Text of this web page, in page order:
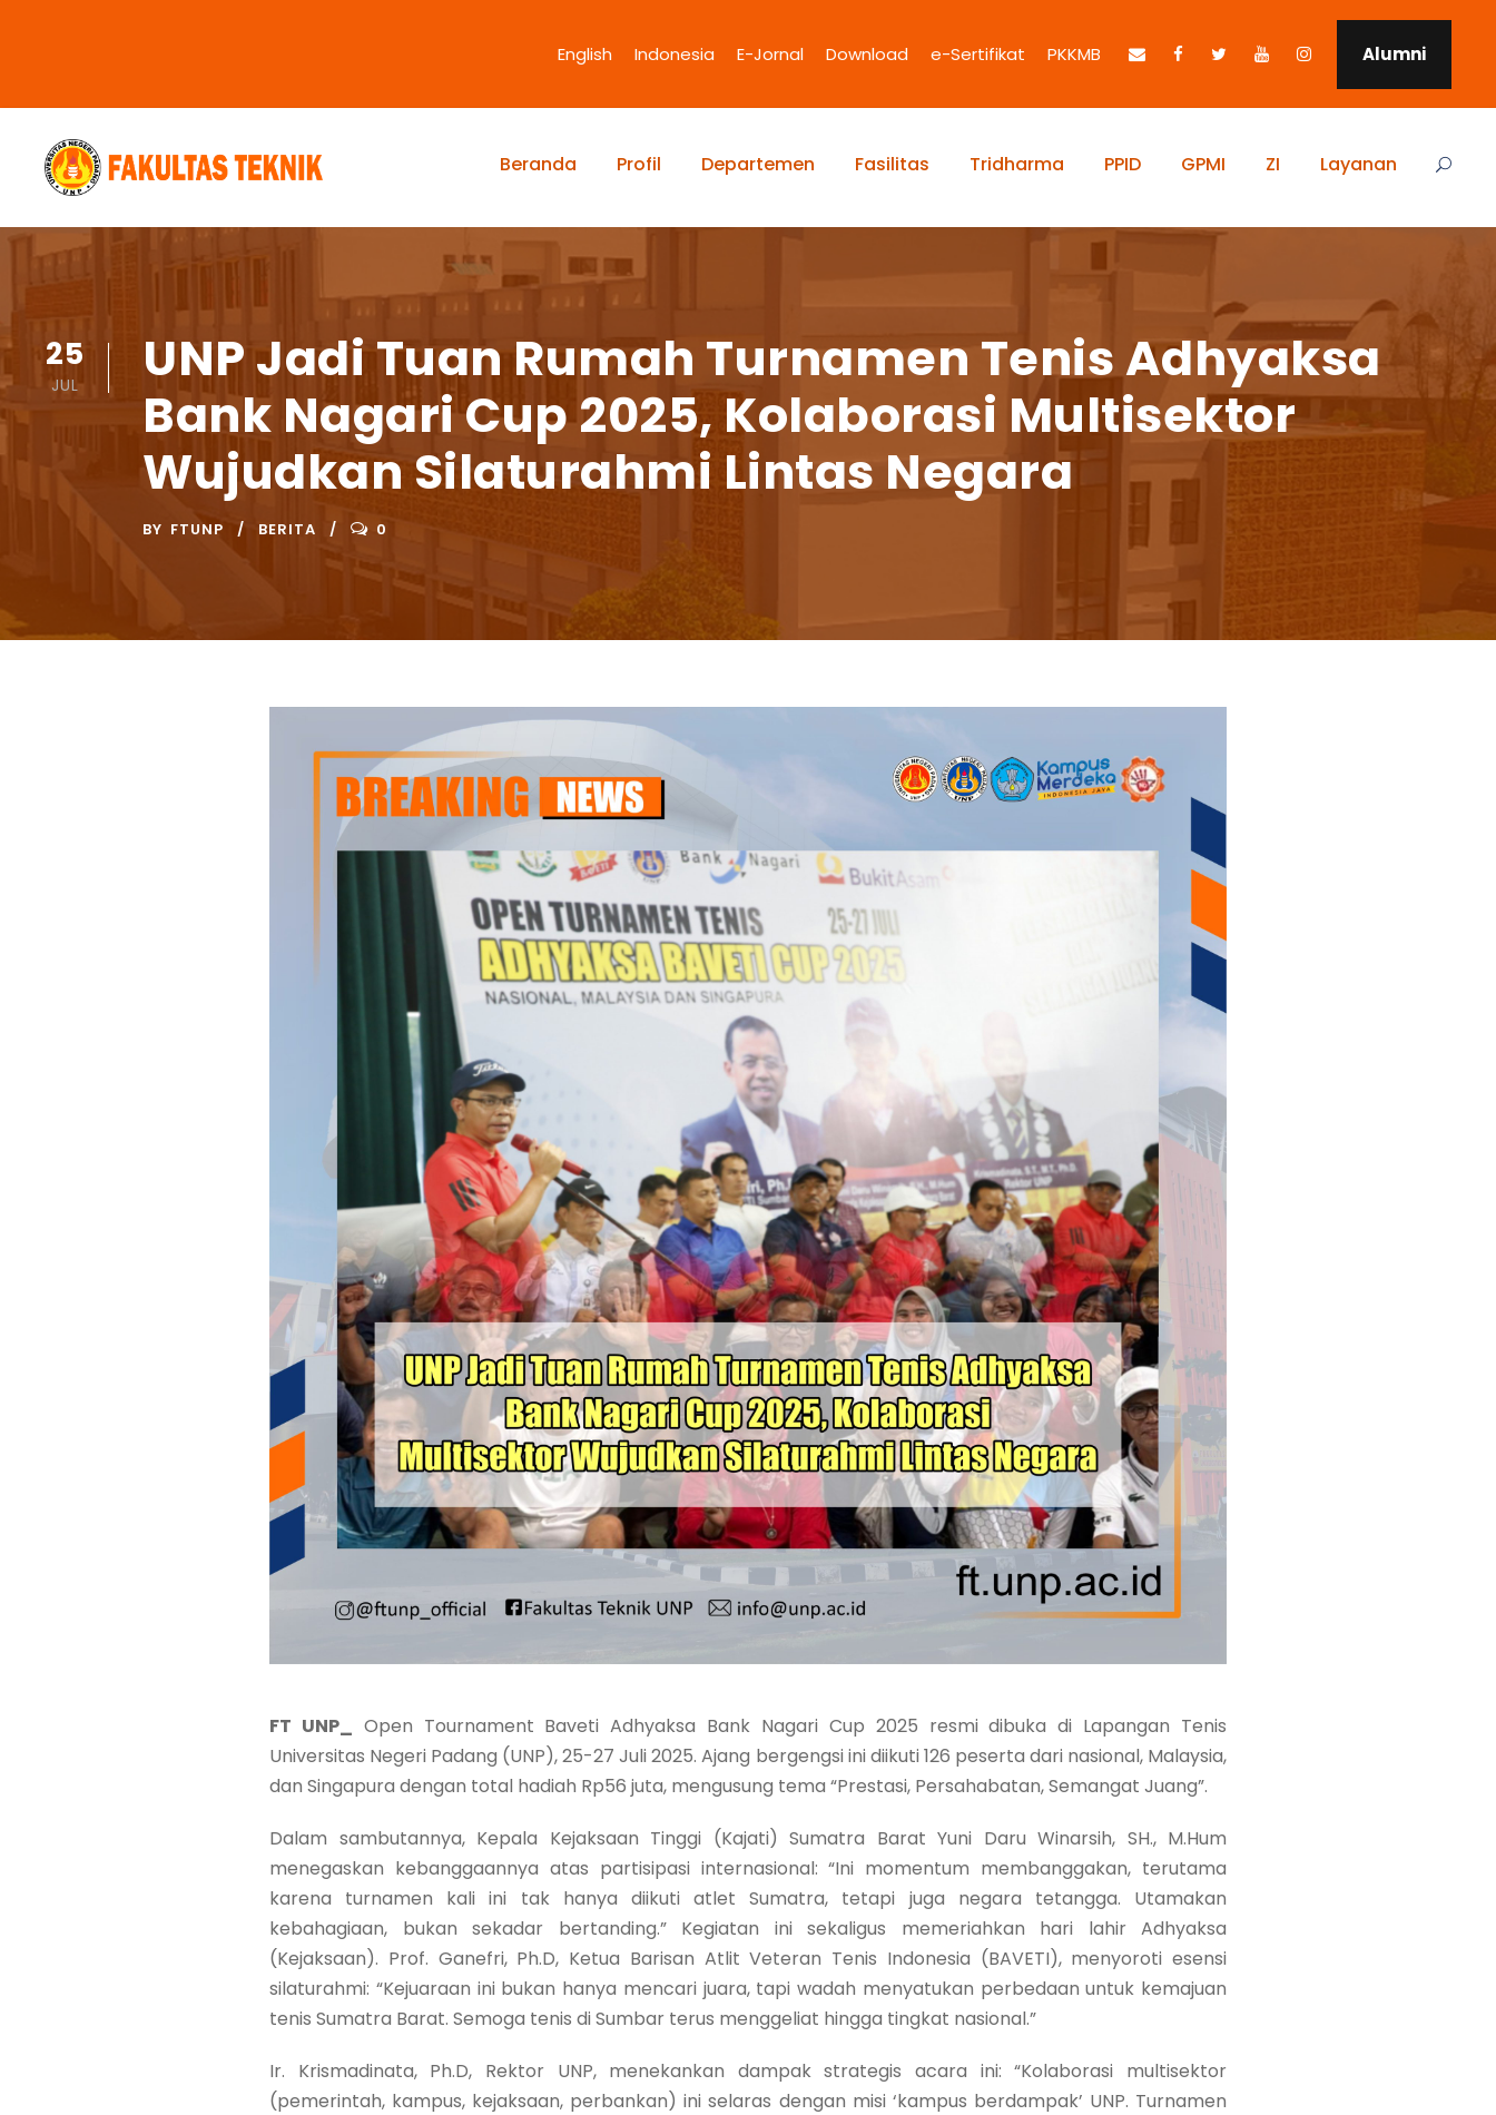
English Indonesia E-Jornal Download e-Sertifikat PKKMB Alumni
Beranda Profil Departemen Fasilitas Tridharma PPID GPMI ZI Layanan
25
JUL
UNP Jadi Tuan Rumah Turnamen Tenis Adhyaksa
Bank Nagari Cup 2025, Kolaborasi Multisektor
Wujudkan Silaturahmi Lintas Negara
BY FTUNP BERITA 0
FT UNP_
Open Tournament Baveti Adhyaksa Bank Nagari Cup 2025 resmi dibuka di Lapangan Tenis
Universitas Negeri Padang (UNP), 25-27 Juli 2025. Ajang bergengsi ini diikuti 126 peserta dari nasional, Malaysia,
dan Singapura dengan total hadiah Rp56 juta, mengusung tema “Prestasi, Persahabatan, Semangat Juang”.
Dalam sambutannya, Kepala Kejaksaan Tinggi (Kajati) Sumatra Barat Yuni Daru Winarsih, SH., M.Hum
menegaskan kebanggaannya atas partisipasi internasional: “Ini momentum membanggakan, terutama
karena turnamen kali ini tak hanya diikuti atlet Sumatra, tetapi juga negara tetangga. Utamakan
kebahagiaan, bukan sekadar bertanding.” Kegiatan ini sekaligus memeriahkan hari lahir Adhyaksa
(Kejaksaan). Prof. Ganefri, Ph.D, Ketua Barisan Atlit Veteran Tenis Indonesia (BAVETI), menyoroti esensi
silaturahmi: “Kejuaraan ini bukan hanya mencari juara, tapi wadah menyatukan perbedaan untuk kemajuan
tenis Sumatra Barat. Semoga tenis di Sumbar terus menggeliat hingga tingkat nasional.”
Ir. Krismadinata, Ph.D, Rektor UNP, menekankan dampak strategis acara ini: “Kolaborasi multisektor
(pemerintah, kampus, kejaksaan, perbankan) ini selaras dengan misi ‘kampus berdampak’ UNP. Turnamen